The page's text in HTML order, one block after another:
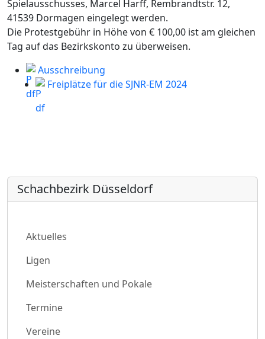
Spielausschusses, Marcel Harff, Rembrandtstr. 12,
41539 Dormagen eingelegt werden.
Die Protestgebühr in Höhe von € 100,00 ist am gleichen
Tag auf das Bezirkskonto zu überweisen.
Ausschreibung
Freiplätze für die SJNR-EM 2024
Schachbezirk Düsseldorf
Aktuelles
Ligen
Meisterschaften und Pokale
Termine
Vereine